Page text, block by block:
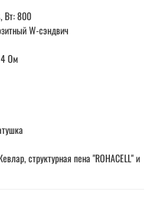
Вт: 800
W-сэндвич
Ом
структурная пена "ROHACELL" и